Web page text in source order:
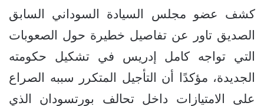
كشف عضو مجلس السيادة السوداني السابق
الصديق تاور عن تفاصيل خطيرة حول الصعوبات
التي تواجه كامل إدريس في تشكيل حكومته
الجديدة، مؤكدًا أن التأجيل المتكرر سببه الصراع
على الامتيازات داخل تحالف بورتسودان الذي